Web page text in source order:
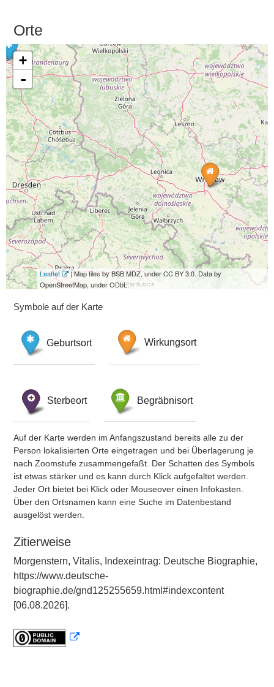
Orte
+
-
Leaflet
| Map tiles by BSB MDZ, under CC BY 3.0. Data by
OpenStreetMap, under ODbL.
Symbole auf der Karte
Geburtsort Wirkungsort
Sterbeort Begräbnisort
Auf der Karte werden im Anfangszustand bereits alle zu der
Person lokalisierten Orte eingetragen und bei Überlagerung je
nach Zoomstufe zusammengefaßt. Der Schatten des Symbols
ist etwas stärker und es kann durch Klick aufgefaltet werden.
Jeder Ort bietet bei Klick oder Mouseover einen Infokasten.
Über den Ortsnamen kann eine Suche im Datenbestand
ausgelöst werden.
Zitierweise
Morgenstern, Vitalis, Indexeintrag: Deutsche Biographie,
https://www.deutsche-
biographie.de/gnd125255659.html#indexcontent
[06.08.2026].